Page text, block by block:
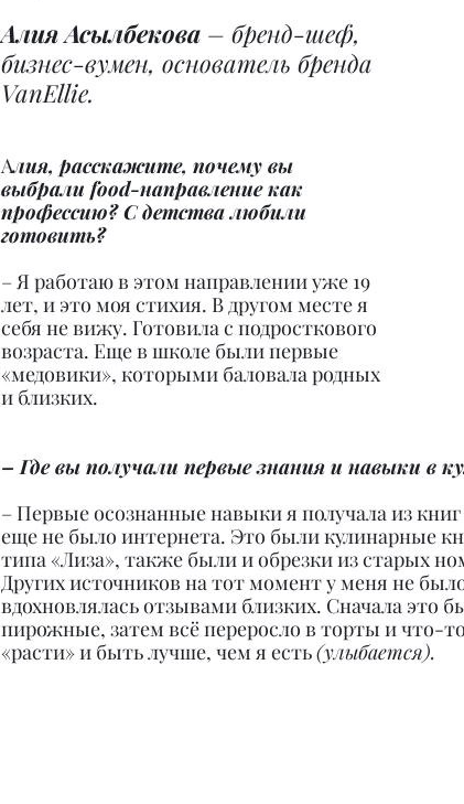
Алия Асылбекова – бренд-шеф,
бизнес-вумен, основатель бренда
VanEllie.
Алия, расскажите, почему вы
выбрали food-направление как
профессию? С детства любили
готовить?
– Я работаю в этом направлении уже 19
лет, и это моя стихия. В другом месте я
себя не вижу. Готовила с подросткового
возраста. Еще в школе были первые
«медовики», которыми баловала родных
и близких.
– Где вы получали первые знания и навыки в
– Первые осознанные навыки я получала из
еще не было интернета. Это были кулинарные
типа «Лиза», также были и обрезки из старых
Других источников на тот момент у меня не
вдохновлялась отзывами близких. Сначала
пирожные, затем всё переросло в торты и что-
«расти» и быть лучше, чем я есть (улыбается).